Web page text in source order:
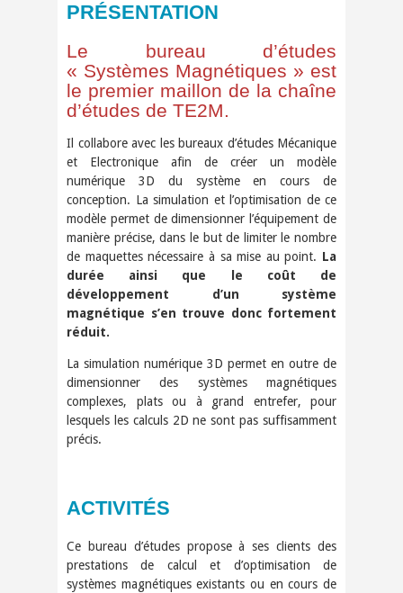
PRÉSENTATION
Le bureau d’études
« Systèmes Magnétiques » est
le premier maillon de la chaîne
d’études de TE2M.
Il collabore avec les bureaux d’études Mécanique
et Electronique afin de créer un modèle
numérique 3D du système en cours de
conception. La simulation et l’optimisation de ce
modèle permet de dimensionner l’équipement de
manière précise, dans le but de limiter le nombre
de maquettes nécessaire à sa mise au point. La
durée ainsi que le coût de
développement d’un système
magnétique s’en trouve donc fortement
réduit.
La simulation numérique 3D permet en outre de
dimensionner des systèmes magnétiques
complexes, plats ou à grand entrefer, pour
lesquels les calculs 2D ne sont pas suffisamment
précis.
ACTIVITÉS
Ce bureau d’études propose à ses clients des
prestations de calcul et d’optimisation de
systèmes magnétiques existants ou en cours de